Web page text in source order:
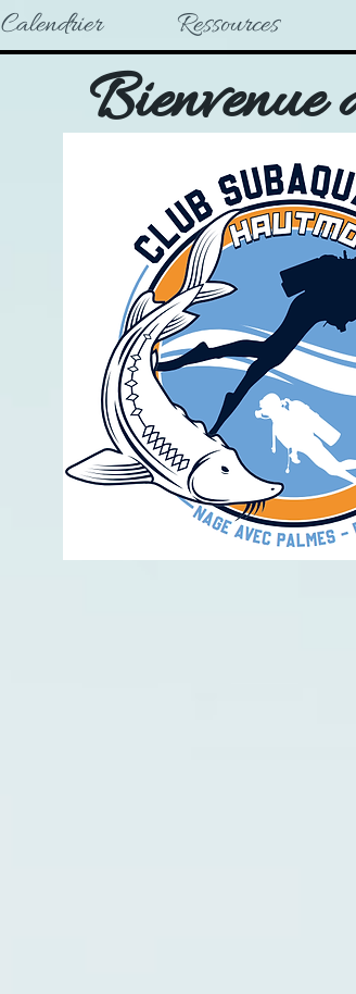
Calendrier Ressources
Bienvenue